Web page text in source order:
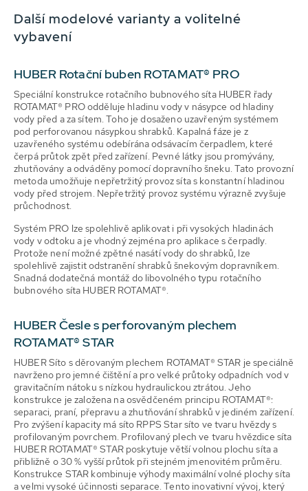
Další modelové varianty a volitelné
vybavení
HUBER Rotační buben ROTAMAT® PRO
Speciální konstrukce rotačního bubnového síta HUBER řady
ROTAMAT® PRO odděluje hladinu vody v násypce od hladiny
vody před a za sítem. Toho je dosaženo uzavřeným systémem
pod perforovanou násypkou shrabků. Kapalná fáze je z
uzavřeného systému odebírána odsávacím čerpadlem, které
čerpá průtok zpět před zařízení. Pevné látky jsou promývány,
zhutňovány a odváděny pomocí dopravního šneku. Tato provozní
metoda umožňuje nepřetržitý provoz síta s konstantní hladinou
vody před strojem. Nepřetržitý provoz systému výrazně zvyšuje
průchodnost.
Systém PRO lze spolehlivě aplikovat i při vysokých hladinách
vody v odtoku a je vhodný zejména pro aplikace s čerpadly.
Protože není možné zpětné nasátí vody do shrabků, lze
spolehlivě zajistit odstranění shrabků šnekovým dopravníkem.
Snadná dodatečná montáž do libovolného typu rotačního
bubnového síta HUBER ROTAMAT®.
HUBER Česle s perforovaným plechem
ROTAMAT® STAR
HUBER Síto s děrovaným plechem ROTAMAT® STAR je speciálně
navrženo pro jemné čištění a pro velké průtoky odpadních vod v
gravitačním nátoku s nízkou hydraulickou ztrátou. Jeho
konstrukce je založena na osvědčeném principu ROTAMAT®:
separaci, praní, přepravu a zhutňování shrabků v jediném zařízení.
Pro zvýšení kapacity má síto RPPS Star síto ve tvaru hvězdy s
profilovaným povrchem. Profilovaný plech ve tvaru hvězdice síta
HUBER ROTAMAT® STAR poskytuje větší volnou plochu síta a
přibližně o 30 % vyšší průtok při stejném jmenovitém průměru.
Konstrukce STAR kombinuje výhody maximální volné plochy síta
a velmi vysoké účinnosti separace. Tento inovativní vývoj, který